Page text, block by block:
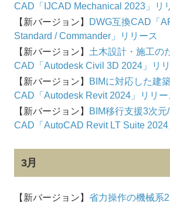
CAD「IJCAD Mechanical 2023」リ
【新バージョン】
DWG互換CAD「
Standard / Commander」リリース
【新バージョン】 土木設計・施工の
CAD「Autodesk Civil 3D 2024」リ
【新バージョン】
BIMに対応した建
CAD「Autodesk Revit 2024」リリー
【新バージョン】
BIM移行支援3次元
CAD「AutoCAD Revit LT Suite 2024
3月
【新バージョン】 省力操作の機械系